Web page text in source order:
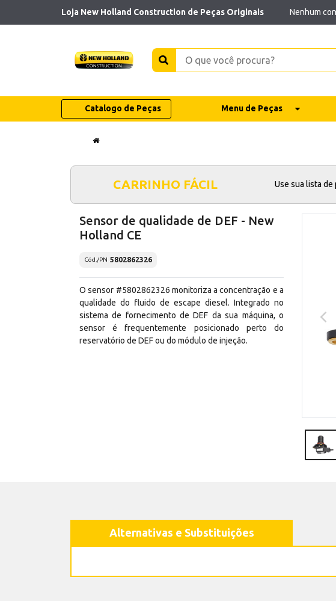
Loja New Holland Construction de Peças Originais Nenhum
Catalogo de Peças Menu de Peças
CARRINHO FÁCIL Use sua lista
Sensor de qualidade de DEF - New
Holland CE
Cód./PN 5802862326
O sensor #5802862326 monitoriza a concentração e a
qualidade do fluido de escape diesel. Integrado no
sistema de fornecimento de DEF da sua máquina, o
sensor é frequentemente posicionado perto do
reservatório de DEF ou do módulo de injeção.
Alternativas e Substituições